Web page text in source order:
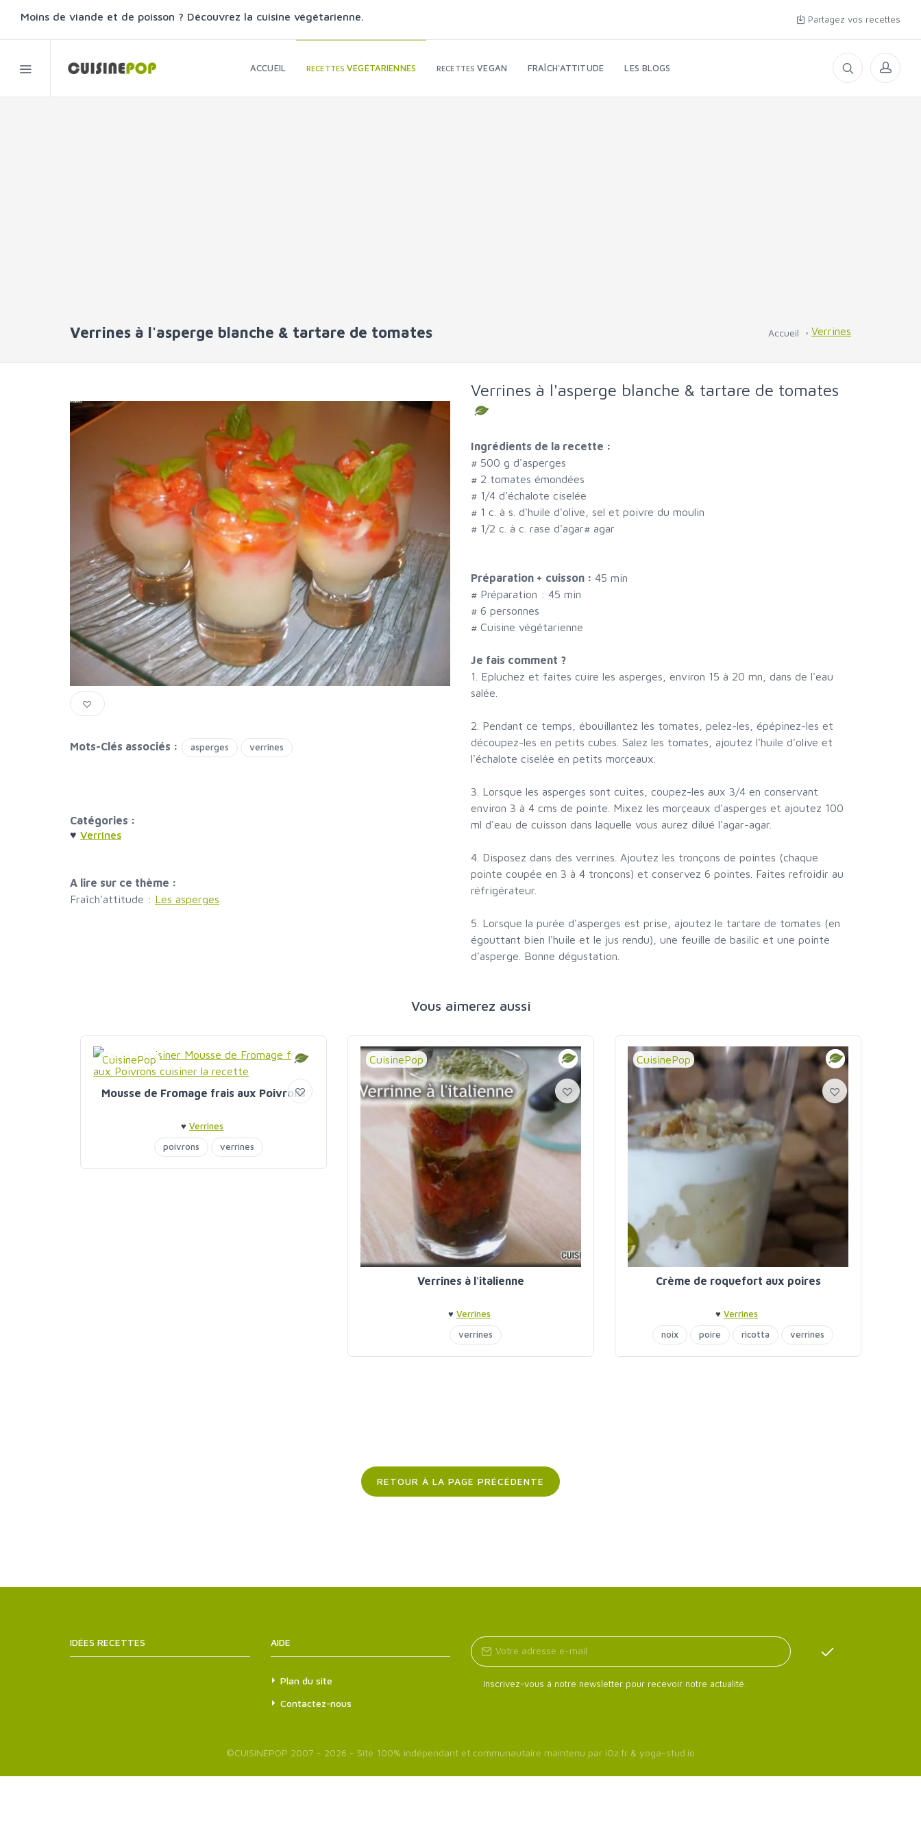
Moins de viande et de poisson ? Découvrez la cuisine végétarienne. Partagez vos recettes
ACCUEIL RECETTESVÉGÉTARIENNES RECETTESVEGAN FRAÎCH'ATTITUDE LES BLOGS
Verrines à l'asperge blanche & tartare de tomates Accueil Verrines
Mots-Clés associés : asperges verrines
Catégories :
♥ Verrines
A lire sur ce thème :
Fraîch'attitude : Les asperges
Verrines à l'asperge blanche & tartare de tomates
Ingrédients de la recette :
# 500 g d'asperges
# 2 tomates émondées
# 1/4 d'échalote ciselée
# 1 c. à s. d'huile d'olive, sel et poivre du moulin
# 1/2 c. à c. rase d'agar# agar
Préparation + cuisson : 45 min
# Préparation : 45 min
# 6 personnes
# Cuisine végétarienne
Je fais comment ?
1. Epluchez et faites cuire les asperges, environ 15 à 20 mn, dans de l'eau
salée.
2. Pendant ce temps, ébouillantez les tomates, pelez-les, épépinez-les et
découpez-les en petits cubes. Salez les tomates, ajoutez l'huile d'olive et
l'échalote ciselée en petits morçeaux.
3. Lorsque les asperges sont cuites, coupez-les aux 3/4 en conservant
environ 3 à 4 cms de pointe. Mixez les morçeaux d'asperges et ajoutez 100
ml d'eau de cuisson dans laquelle vous aurez dilué l'agar-agar.
4. Disposez dans des verrines. Ajoutez les tronçons de pointes (chaque
pointe coupée en 3 à 4 tronçons) et conservez 6 pointes. Faites refroidir au
réfrigérateur.
5. Lorsque la purée d'asperges est prise, ajoutez le tartare de tomates (en
égouttant bien l'huile et le jus rendu), une feuille de basilic et une pointe
d'asperge. Bonne dégustation.
Vous aimerez aussi
CuisinePop
Mousse de Fromage frais aux Poivrons
♥ Verrines
poivrons
verrines
CuisinePop
Verrines à l'italienne
♥ Verrines
verrines
CuisinePop
Crème de roquefort aux poires
♥ Verrines
noix
poire ricotta verrines
RETOUR À LA PAGE PRÉCÉDENTE
IDÉES RECETTES AIDE
Plan du site
Contactez-nous
Inscrivez-vous à notre newsletter pour recevoir notre actualité.
©CUISINEPOP 2007 - 2026 - Site 100% indépendant et communautaire maintenu par iOz.fr & yoga-stud.io